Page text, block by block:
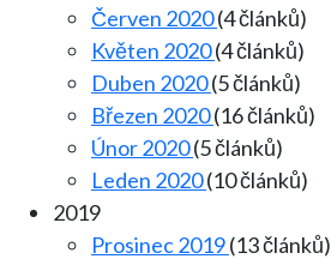
Červen 2020(4 článků)
Květen 2020(4 článků)
Duben 2020(5 článků)
Březen 2020(16 článků)
Únor 2020(5 článků)
Leden 2020(10 článků)
2019
Prosinec 2019(13 článků)